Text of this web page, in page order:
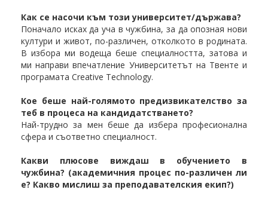
Как се насочи към този университет/държава?
Поначало исках да уча в чужбина, за да опозная нови
култури и живот, по-различен, отколкото в родината.
В избора ми водеща беше специалността, затова и
ми направи впечатление Университетът на Твенте и
програмата Creative Technology.
Кое беше най-голямото предизвикателство за
теб в процеса на кандидатстването?
Най-трудно за мен беше да избера професионална
сфера и съответно специалност.
Какви плюсове виждаш в обучението в
чужбина? (академичния процес по-различен ли
е? Какво мислиш за преподавателския екип?)